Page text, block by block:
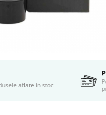
aflate in stoc